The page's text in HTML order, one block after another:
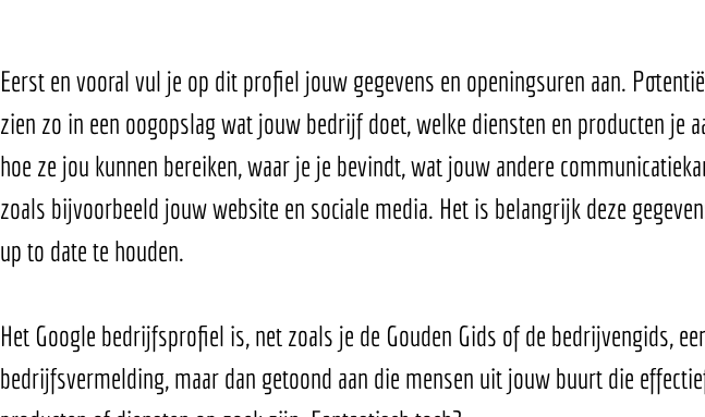
Eerst en vooral vul je op dit profiel jouw gegevens en openingsuren aan.
zien zo in een oogopslag wat jouw bedrijf doet, welke diensten en producten je
hoe ze jou kunnen bereiken, waar je je bevindt, wat jouw andere
zoals bijvoorbeeld jouw website en sociale media. Het is belangrijk deze
up to date te houden.
Het Google bedrijfsprofiel is, net zoals je de Gouden Gids of de bedrijvengids,
bedrijfsvermelding, maar dan getoond aan die mensen uit jouw buurt die